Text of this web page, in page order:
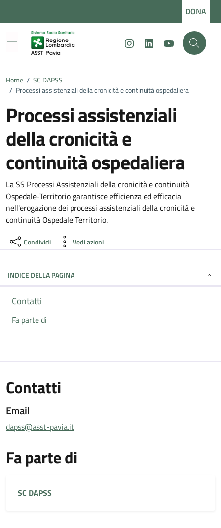
DONA
InstagramLinkedInYoutube
Home / SC DAPSS
/ Processi assistenziali della cronicità e continuità ospedaliera
Processi assistenziali
della cronicità e
continuità ospedaliera
Dettagli della notizia
La SS Processi Assistenziali della cronicità e continuità
Ospedale-Territorio garantisce efficienza ed efficacia
nell'erogazione dei processi assistenziali della cronicità e
continuità Ospedale Territorio.
Condividi Vedi azioni
INDICE DELLA PAGINA
Contatti
Fa parte di
Contatti
Email
dapss@asst-pavia.it
Fa parte di
SC DAPSS